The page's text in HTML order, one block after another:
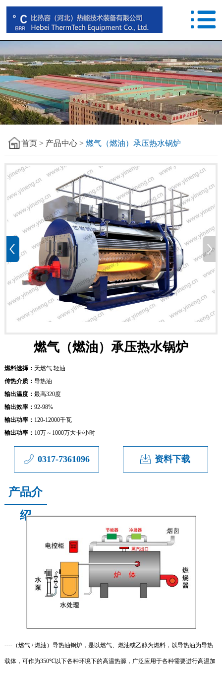
首页 > 产品中心 > 燃气（燃油）承压热水锅炉
燃气（燃油）承压热水锅炉
燃料选择： 天燃气 轻油
传热介质： 导热油
输出温度： 最高320度
输出效率： 92-98%
输出功率： 120-12000千瓦
输出功率： 10万～1000万大卡/小时
0317-7361096 资料下载
产品介
绍
----（燃气/燃油）导热油锅炉，是以燃气、燃油或乙醇为燃料，以导热油为导热
载体，可作为350℃以下各种环境下的高温热源，广泛应用于各种需要进行高温加